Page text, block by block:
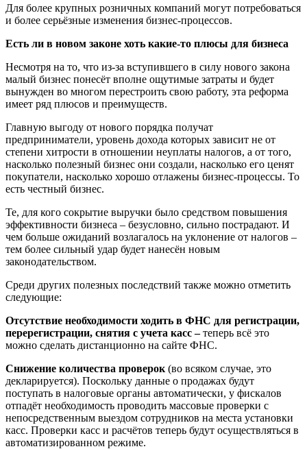
Для более крупных розничных компаний могут потребоваться
и более серьёзные изменения бизнес-процессов.
Есть ли в новом законе хоть какие-то плюсы для бизнеса
Несмотря на то, что из-за вступившего в силу нового закона
малый бизнес понесёт вполне ощутимые затраты и будет
вынужден во многом перестроить свою работу, эта реформа
имеет ряд плюсов и преимуществ.
Главную выгоду от нового порядка получат
предприниматели, уровень дохода которых зависит не от
степени хитрости в отношении неуплаты налогов, а от того,
насколько полезный бизнес они создали, насколько его ценят
покупатели, насколько хорошо отлажены бизнес-процессы. То
есть честный бизнес.
Те, для кого сокрытие выручки было средством повышения
эффективности бизнеса – безусловно, сильно пострадают. И
чем больше ожиданий возлагалось на уклонение от налогов –
тем более сильный удар будет нанесён новым
законодательством.
Среди других полезных последствий также можно отметить
следующие:
Отсутствие необходимости ходить в ФНС для регистрации,
перерегистрации, снятия с учета касс –теперь всё это
можно сделать дистанционно на сайте ФНС.
Снижение количества проверок (во всяком случае, это
декларируется). Поскольку данные о продажах будут
поступать в налоговые органы автоматически, у фискалов
отпадёт необходимость проводить массовые проверки с
непосредственным выездом сотрудников на места установки
касс. Проверки касс и расчётов теперь будут осуществляться в
автоматизированном режиме.